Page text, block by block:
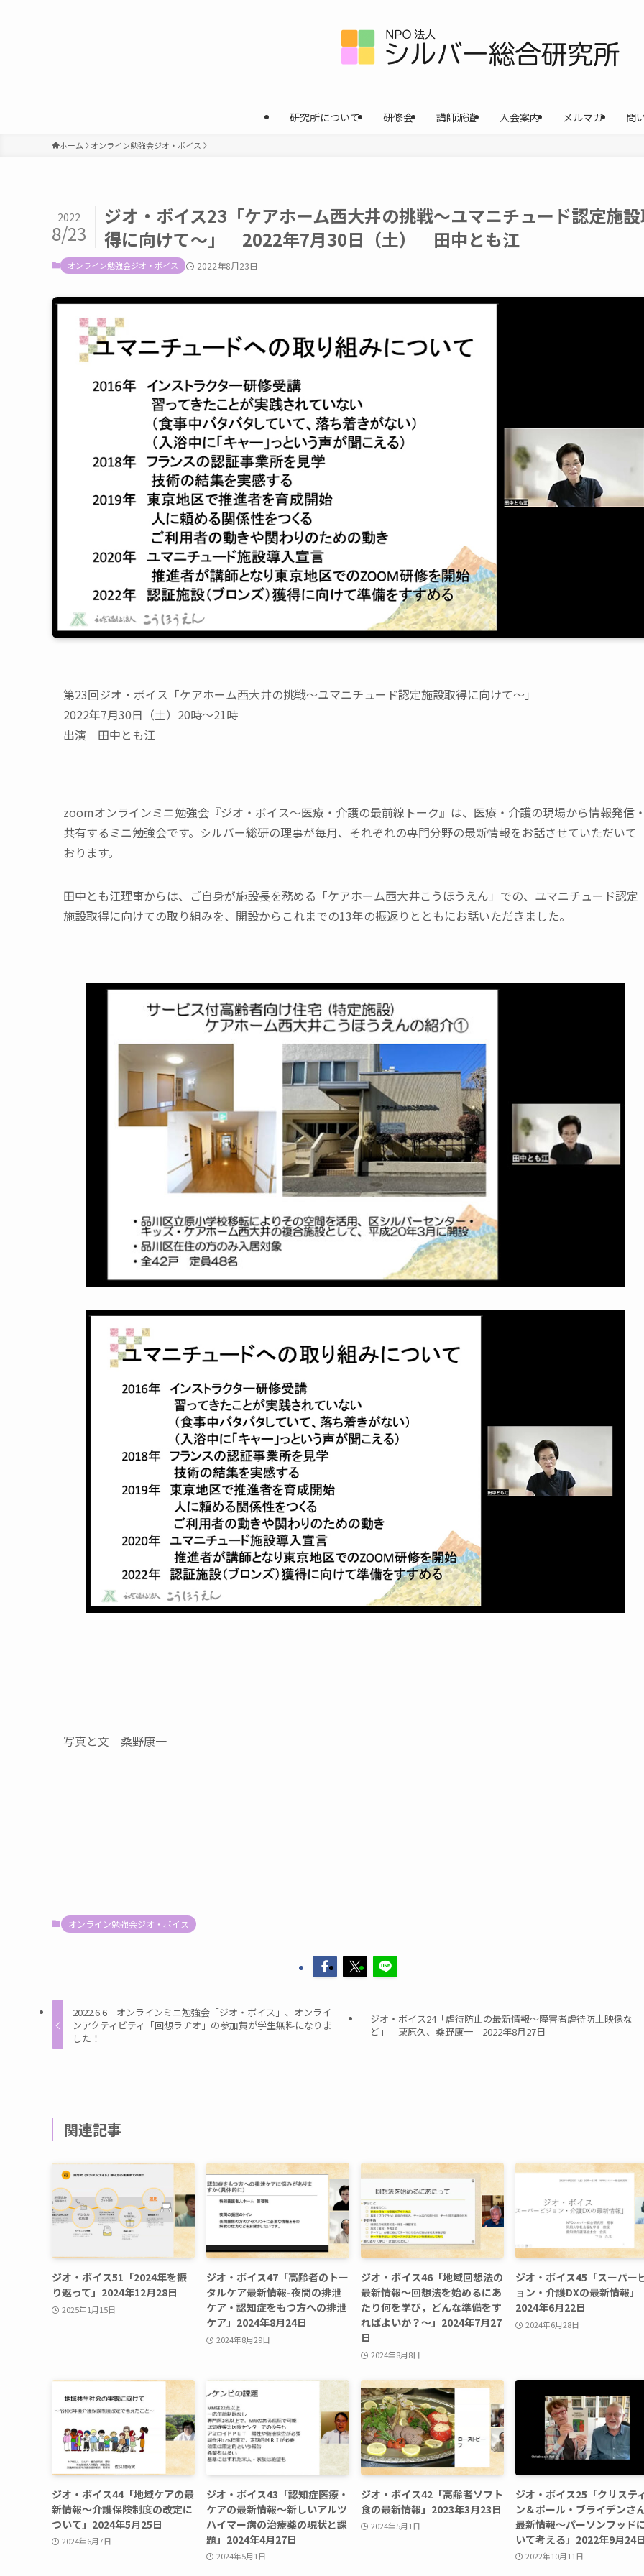
研究所について 研修会 講師派遣 入会案内 メルマガ 問
ホーム オンライン勉強会ジオ・ボイス
ジオ・ボイス23「ケアホーム西大井の挑戦〜ユマニチュード認定施
得に向けて〜」 2022年7月30日（土） 田中とも江
2022
8/23
オンライン勉強会ジオ・ボイス 2022年8月23日
第23回ジオ・ボイス「ケアホーム西大井の挑戦〜ユマニチュード認定施設取得に向けて〜」
2022年7月30日（土）20時〜21時
出演 田中とも江
zoomオンラインミニ勉強会『ジオ・ボイス〜医療・介護の最前線トーク』は、医療・介護の現場から情報発信
共有するミニ勉強会です。シルバー総研の理事が毎月、それぞれの専門分野の最新情報をお話させていただいて
おります。
田中とも江理事からは、ご自身が施設長を務める「ケアホーム西大井こうほうえん」での、ユマニチュード認定
施設取得に向けての取り組みを、開設からこれまでの13年の振返りとともにお話いただきました。
写真と文 桑野康一
オンライン勉強会ジオ・ボイス
2022.6.6 オンラインミニ勉強会「ジオ・ボイス」、オンライ
ンアクティビティ「回想ラヂオ」の参加費が学生無料になりま
した！
ジオ・ボイス24「虐待防止の最新情報〜障害者虐待防止映像な
ど」 栗原久、桑野康一 2022年8月27日
関連記事
ジオ・ボイス51「2024年を振
り返って」2024年12月28日
2025年1月15日
ジオ・ボイス47「高齢者のトー
タルケア最新情報-夜間の排泄
ケア・認知症をもつ方への排泄
ケア」2024年8月24日
2024年8月29日
ジオ・ボイス46「地域回想法の
最新情報～回想法を始めるにあ
たり何を学び，どんな準備をす
ればよいか？～」2024年7月27
日
2024年8月8日
ジオ・ボイス45「スーパー
ョン・介護DXの最新情報」
2024年6月22日
2024年6月28日
ジオ・ボイス44「地域ケアの最
新情報〜介護保険制度の改定に
ついて」2024年5月25日
2024年6月7日
ジオ・ボイス43「認知症医療・
ケアの最新情報〜新しいアルツ
ハイマー病の治療薬の現状と課
題」2024年4月27日
2024年5月1日
ジオ・ボイス42「高齢者ソフト
食の最新情報」2023年3月23日
2024年5月1日
ジオ・ボイス25「クリステ
ン＆ポール・ブライデンさ
最新情報〜パーソンフッド
いて考える」2022年9月24
2022年10月11日